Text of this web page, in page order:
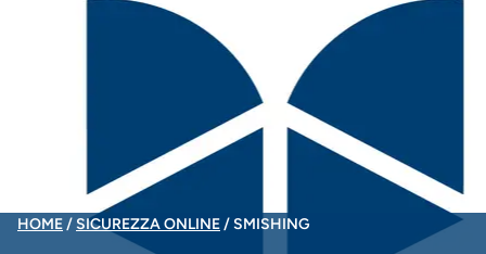
BRICIOLE
HOME SICUREZZA ONLINE SMISHING